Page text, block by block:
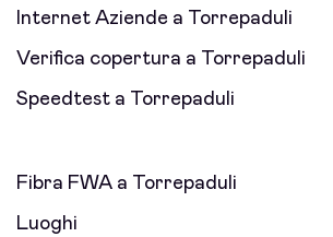
Internet Aziende a Torrepaduli
Verifica copertura a Torrepaduli
Speedtest a Torrepaduli
Fibra FWA a Torrepaduli
Luoghi